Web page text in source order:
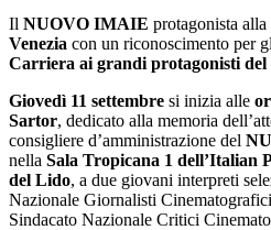
Il NUOVO IMAIE protagonista alla
Venezia con un riconoscimento per
Carriera ai grandi protagonisti
Giovedì 11 settembre si inizia alle
Sartor, dedicato alla memoria
consigliere d’amministrazione del
nella Sala Tropicana 1 dell’Italian
del Lido, a due giovani interpreti
Nazionale Giornalisti
Sindacato Nazionale Critici